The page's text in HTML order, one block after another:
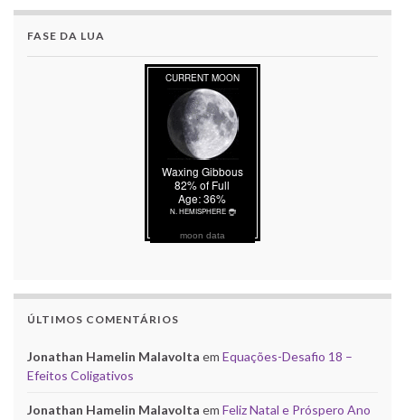
FASE DA LUA
moon data
ÚLTIMOS COMENTÁRIOS
Jonathan Hamelin Malavolta em Equações-Desafio 18 –
Efeitos Coligativos
Jonathan Hamelin Malavolta em Feliz Natal e Próspero Ano